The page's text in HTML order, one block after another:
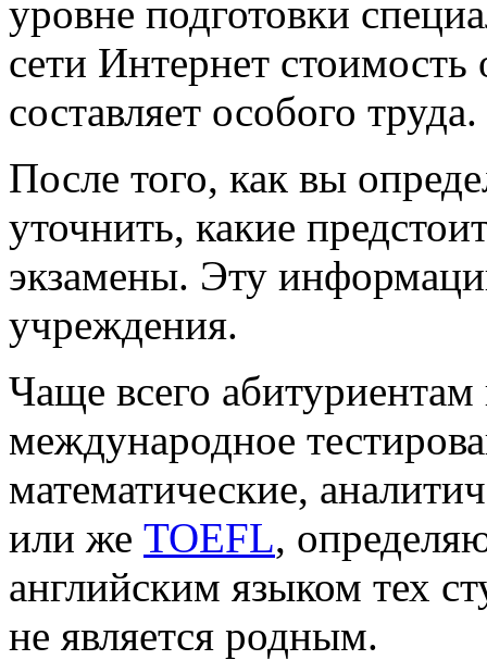
уровне подготовки
сети Интернет
составляет особого труда.
После того, как вы
уточнить, какие
экзамены. Эту
учреждения.
Чаще всего
международное
математические,
или же TOEFL,
английским языком тех
не является родным.